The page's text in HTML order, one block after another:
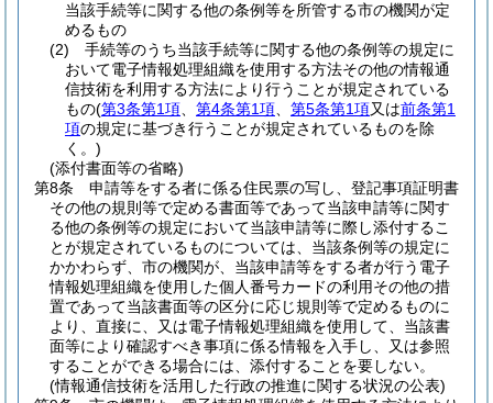
当該手続等に関する他の条例等を所管する市の機関が定
めるもの
(2)
手続等のうち当該手続等に関する他の条例等の規定に
おいて電子情報処理組織を使用する方法その他の情報通
信技術を利用する方法により行うことが規定されている
もの(第3条第1項 第4条第1項 第5条第1項又は前条第1
項の規定に基づき行うことが規定されているものを除
く。)
(添付書面等の省略)
第8条
申請等をする者に係る住民票の写し、登記事項証明書
その他の規則等で定める書面等であって当該申請等に関す
る他の条例等の規定において当該申請等に際し添付するこ
とが規定されているものについては、当該条例等の規定に
かかわらず、市の機関が、当該申請等をする者が行う電子
情報処理組織を使用した個人番号カードの利用その他の措
置であって当該書面等の区分に応じ規則等で定めるものに
より、直接に、又は電子情報処理組織を使用して、当該書
面等により確認すべき事項に係る情報を入手し、又は参照
することができる場合には、添付することを要しない。
(情報通信技術を活用した行政の推進に関する状況の公表)